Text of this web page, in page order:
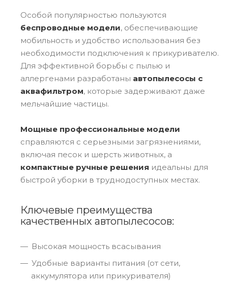
Особой популярностью пользуются
беспроводные модели, обеспечивающие
мобильность и удобство использования без
необходимости подключения к прикуривателю.
Для эффективной борьбы с пылью и
аллергенами разработаны автопылесосы с
аквафильтром, которые задерживают даже
мельчайшие частицы.
Мощные профессиональные модели
справляются с серьезными загрязнениями,
включая песок и шерсть животных, а
компактные ручные решения идеальны для
быстрой уборки в труднодоступных местах.
Ключевые преимущества
качественных автопылесосов:
Высокая мощность всасывания
Удобные варианты питания (от сети,
аккумулятора или прикуривателя)